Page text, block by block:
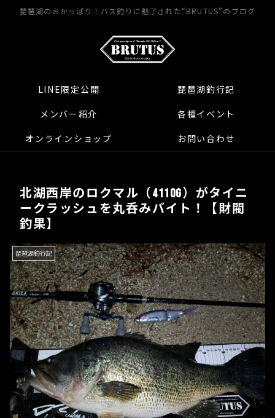
琵琶湖のおかっぱり！バス釣りに魅了された“BRUTUS”のブログ
LINE限定公開
琵琶湖釣行記
メンバー紹介
各種イベント
オンラインショップ
お問い合わせ
北湖西岸のロクマル（4110g）がタイニ
ークラッシュを丸呑みバイト！【財閥
釣果】
琵琶湖釣行記